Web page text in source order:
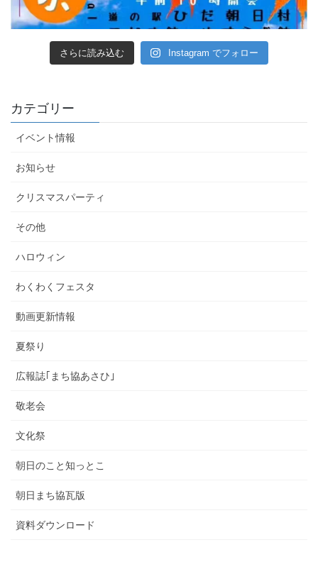
さらに読み込む Instagram でフォロー
カテゴリー
イベント情報
お知らせ
クリスマスパーティ
その他
ハロウィン
わくわくフェスタ
動画更新情報
夏祭り
広報誌｢まち協あさひ｣
敬老会
文化祭
朝日のこと知っとこ
朝日まち協瓦版
資料ダウンロード